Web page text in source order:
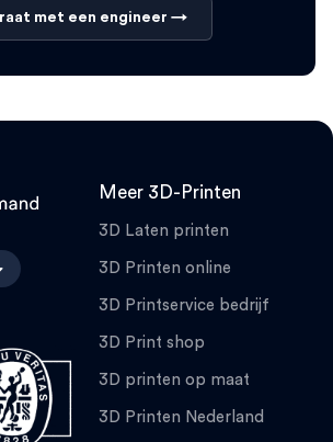
met een engineer →
Meer 3D-Printen
3D Laten printen
3D Printen online
3D Printservice bedrijf
3D Print shop
3D printen op maat
3D Printen Nederland